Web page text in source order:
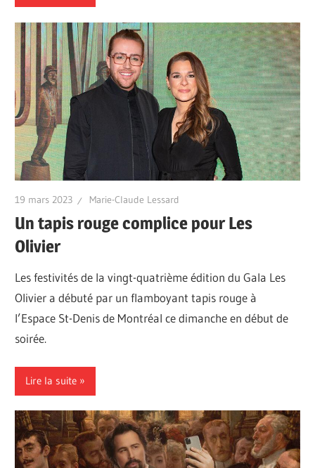
19 mars 2023 Marie-Claude Lessard
Un tapis rouge complice pour Les
Olivier
Les festivités de la vingt-quatrième édition du Gala Les
Olivier a débuté par un flamboyant tapis rouge à
l’Espace St-Denis de Montréal ce dimanche en début de
soirée.
Lire la suite